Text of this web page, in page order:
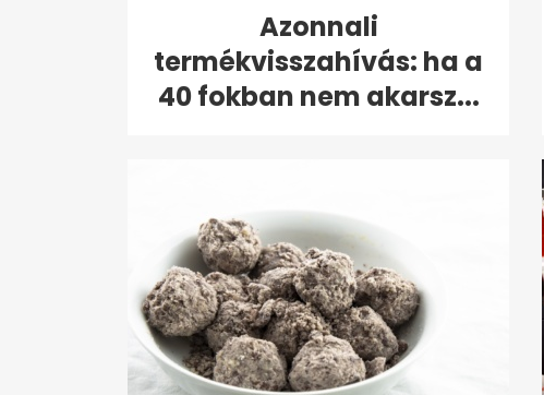
Azonnali
termékvisszahívás: ha a
40 fokban nem akarsz...